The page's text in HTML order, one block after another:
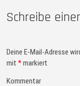
Schreibe
Deine E-Mail-Adresse
mit*markiert
Kommentar